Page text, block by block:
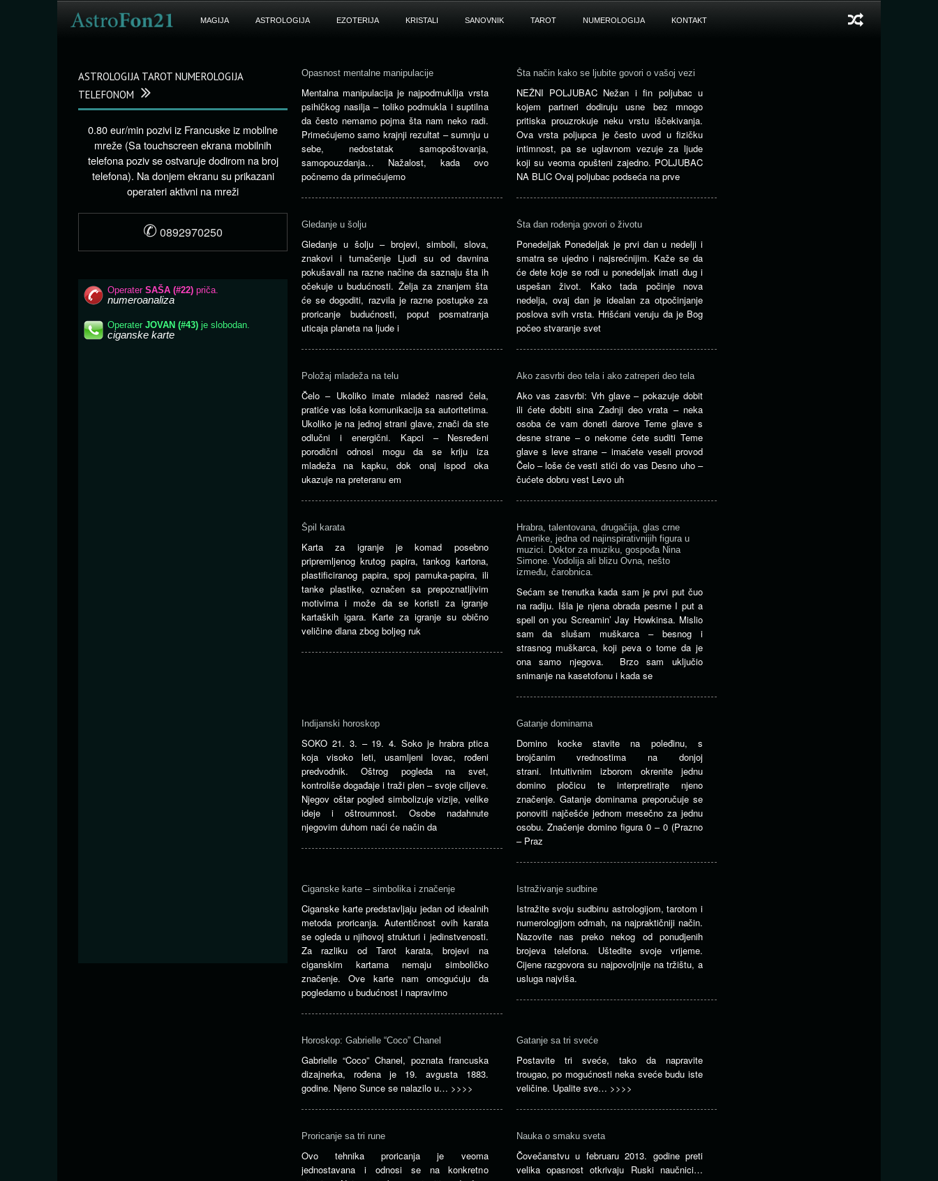
MAGIJA ASTROLOGIJA EZOTERIJA KRISTALI SANOVNIK TAROT NUMEROLOGIJA KONTAKT
Opasnost mentalne manipulacije
Mentalna manipulacija je najpodmuklija vrsta
psihičkog nasilja – toliko podmukla i suptilna
da često nemamo pojma šta nam neko radi.
Primećujemo samo krajnji rezultat – sumnju u
sebe, nedostatak samopoštovanja,
samopouzdanja… Nažalost, kada ovo
počnemo da primećujemo
Šta način kako se ljubite govori o vašoj vezi
NEŽNI POLJUBAC Nežan i fin poljubac u
kojem partneri dodiruju usne bez mnogo
pritiska prouzrokuje neku vrstu iščekivanja.
Ova vrsta poljupca je često uvod u fizičku
intimnost, pa se uglavnom vezuje za ljude
koji su veoma opušteni zajedno. POLJUBAC
NA BLIC Ovaj poljubac podseća na prve
Gledanje u šolju
Gledanje u šolju – brojevi, simboli, slova,
znakovi i tumačenje Ljudi su od davnina
pokušavali na razne načine da saznaju šta ih
očekuje u budućnosti. Želja za znanjem šta
će se dogoditi, razvila je razne postupke za
proricanje budućnosti, poput posmatranja
uticaja planeta na ljude i
Šta dan rođenja govori o životu
Ponedeljak Ponedeljak je prvi dan u nedelji i
smatra se ujedno i najsrećnijim. Kaže se da
će dete koje se rodi u ponedeljak imati dug i
uspešan život. Kako tada počinje nova
nedelja, ovaj dan je idealan za otpočinjanje
poslova svih vrsta. Hrišćani veruju da je Bog
počeo stvaranje svet
Položaj mladeža na telu
Čelo – Ukoliko imate mladež nasred čela,
pratiće vas loša komunikacija sa autoritetima.
Ukoliko je na jednoj strani glave, znači da ste
odlučni i energični. Kapci – Nesređeni
porodični odnosi mogu da se kriju iza
mladeža na kapku, dok onaj ispod oka
ukazuje na preteranu em
Ako zasvrbi deo tela i ako zatreperi deo tela
Ako vas zasvrbi: Vrh glave – pokazuje dobit
ili ćete dobiti sina Zadnji deo vrata – neka
osoba će vam doneti darove Teme glave s
desne strane – o nekome ćete suditi Teme
glave s leve strane – imaćete veseli provod
Čelo – loše će vesti stići do vas Desno uho –
čućete dobru vest Levo uh
Špil karata
Karta za igranje je komad posebno
pripremljenog krutog papira, tankog kartona,
plastificiranog papira, spoj pamuka-papira, ili
tanke plastike, označen sa prepoznatljivim
motivima i može da se koristi za igranje
kartaških igara. Karte za igranje su obično
veličine dlana zbog boljeg ruk
Hrabra, talentovana, drugačija, glas crne
Amerike, jedna od najinspirativnijih figura u
muzici. Doktor za muziku, gospođa Nina
Simone. Vodolija ali blizu Ovna, nešto
između, čarobnica.
Sećam se trenutka kada sam je prvi put čuo
na radiju. Išla je njena obrada pesme I put a
spell on you Screamin’ Jay Howkinsa. Mislio
sam da slušam muškarca – besnog i
strasnog muškarca, koji peva o tome da je
ona samo njegova. Brzo sam uključio
snimanje na kasetofonu i kada se
Indijanski horoskop
SOKO 21. 3. – 19. 4. Soko je hrabra ptica
koja visoko leti, usamljeni lovac, rođeni
predvodnik. Oštrog pogleda na svet,
kontroliše događaje i traži plen – svoje ciljeve.
Njegov oštar pogled simbolizuje vizije, velike
ideje i oštroumnost. Osobe nadahnute
njegovim duhom naći će način da
Gatanje dominama
Domino kocke stavite na poleđinu, s
brojčanim vrednostima na donjoj
strani. Intuitivnim izborom okrenite jednu
domino pločicu te interpretirajte njeno
značenje. Gatanje dominama preporučuje se
ponoviti najčešće jednom mesečno za jednu
osobu. Značenje domino figura 0 – 0 (Prazno
– Praz
Ciganske karte – simbolika i značenje
Ciganske karte predstavljaju jedan od idealnih
metoda proricanja. Autentičnost ovih karata
se ogleda u njihovoj strukturi i jedinstvenosti.
Za razliku od Tarot karata, brojevi na
ciganskim kartama nemaju simboličko
značenje. Ove karte nam omogućuju da
pogledamo u budućnost i napravimo
Istraživanje sudbine
Istražite svoju sudbinu astrologijom, tarotom i
numerologijom odmah, na najpraktičniji način.
Nazovite nas preko nekog od ponudjenih
brojeva telefona. Uštedite svoje vrijeme.
Cijene razgovora su najpovoljnije na tržištu, a
usluga najviša.
Horoskop: Gabrielle “Coco” Chanel
Gabrielle “Coco” Chanel, poznata francuska
dizajnerka, rođena je 19. avgusta 1883.
godine. Njeno Sunce se nalazilo u… >>>>
Gatanje sa tri sveće
Postavite tri sveće, tako da napravite
trougao, po mogućnosti neka sveće budu iste
veličine. Upalite sve… >>>>
Proricanje sa tri rune
Ovo tehnika proricanja je veoma
jednostavana i odnosi se na konkretno
Nauka o smaku sveta
Čovečanstvu u februaru 2013. godine preti
velika opasnost otkrivaju Ruski naučnici…
ASTROLOGIJA TAROT NUMEROLOGIJA
TELEFONOM
0.80 eur/min pozivi iz Francuske iz mobilne
mreže (Sa touchscreen ekrana mobilnih
telefona poziv se ostvaruje dodirom na broj
telefona). Na donjem ekranu su prikazani
operateri aktivni na mreži
✆ 0892970250